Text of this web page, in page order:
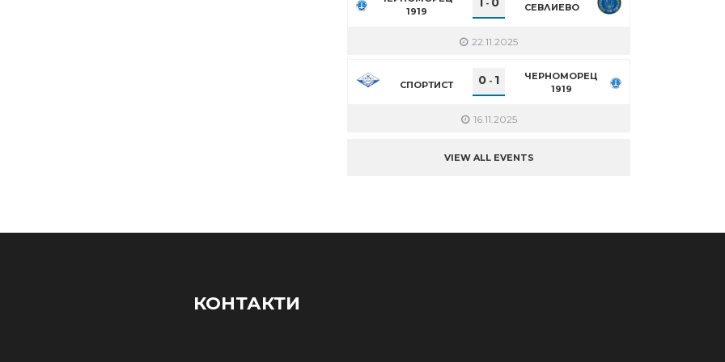
1919
- СЕВЛИЕВО
22.11.2025
СПОРТИСТ 0 - 1
ЧЕРНОМОРЕЦ
1919
16.11.2025
VIEW ALL EVENTS
КОНТАКТИ